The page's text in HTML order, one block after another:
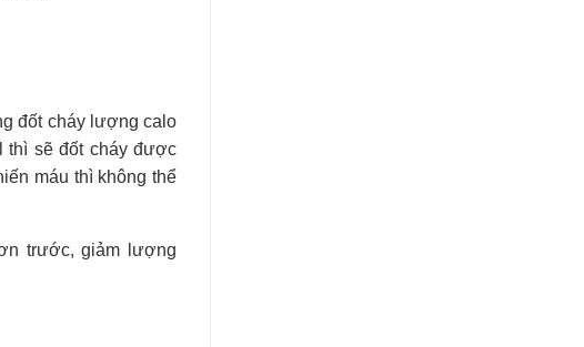
đốt cháy lượng calo
thì sẽ đốt cháy được
máu thì không thể
trước, giảm lượng